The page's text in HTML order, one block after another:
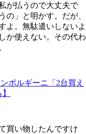
が払うので大丈夫で
の」と明かす。だが、
よ。無駄遣いしないよ
か使えない。その代わ
ボルギーニ「2台買え
買い物したんですけ